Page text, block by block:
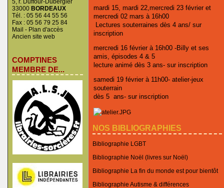
33000 BORDEAUX
Tél. : 05 56 44 55 56
Fax : 05 56 79 25 84
Mail - Plan d'accès
Ancien site web
COMPTINES
MEMBRE DE...
mardi 15, mardi 22,mercredi 23 février et
mercredi 02 mars à 16h00
Lectures souterraines dès 4 ans/ sur
inscription
mercredi 16 février à 16h00 -Billy et ses
amis, épisodes 4 & 5
lecture animé dès 3 ans- sur inscription
samedi 19 février à 11h00- atelier-jeux
souterrain
dès 5 ans- sur inscription
NOS BIBLIOGRAPHIES
Bibliographie LGBT
Bibliographie Noël (livres sur Noël)
Bibliographie La fin du monde est pour bientôt
Bibliographie Autisme & différences